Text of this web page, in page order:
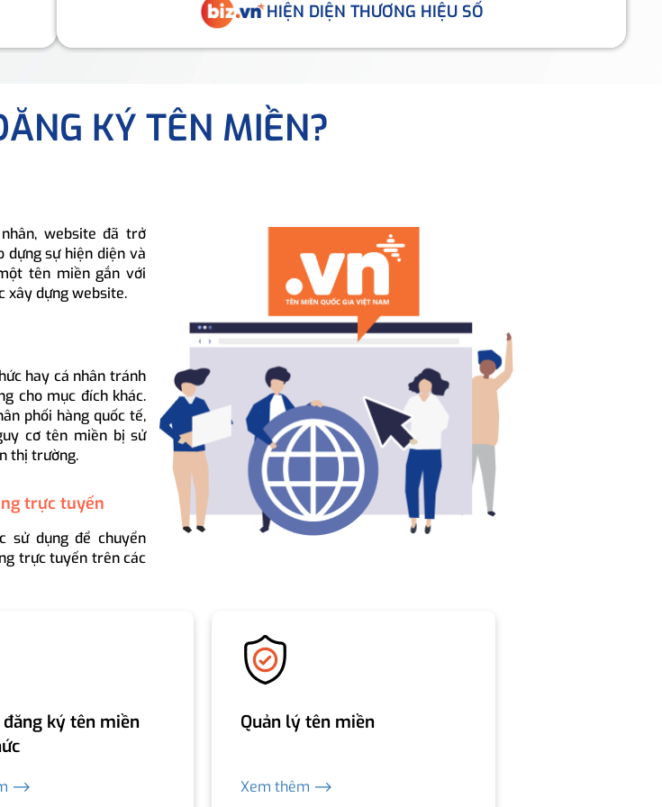
HIỆN DIỆN THƯƠNG HIỆU SỐ
KÝ TÊN MIỀN?
website đã trở
sự hiện diện và
tên miền gắn với
xây dựng website.
hay cá nhân tránh
cho mục đích khác.
phối hàng quốc tế,
cơ tên miền bị sử
thị trường.
trực tuyến
sử dụng để chuyển
trực tuyến trên các
đăng ký tên miền
⟶
Quản lý tên miền
Xem thêm ⟶